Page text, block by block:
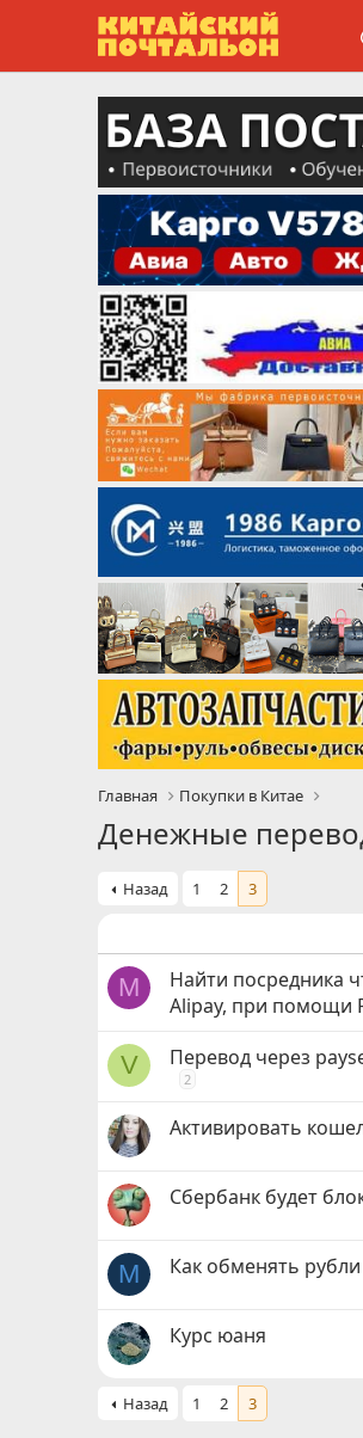
Главная Покупки в Китае
Денежные
Назад 1 2 3
М
Найти посредника
Alipay, при помощи
V Перевод через
2
Активировать
Сбербанк будет
M Как обменять
Курс юаня
Назад 1 2 3